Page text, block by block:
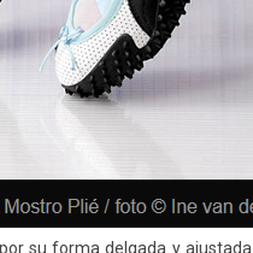
su forma delgada y